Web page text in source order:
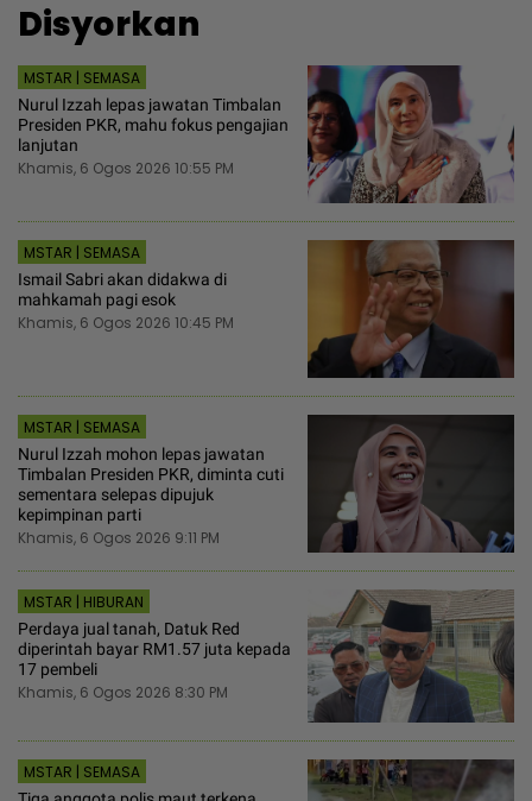
Disyorkan
MSTAR | SEMASA
Nurul Izzah lepas jawatan Timbalan
Presiden PKR, mahu fokus pengajian
lanjutan
Khamis, 6 Ogos 2026 10:55 PM
MSTAR | SEMASA
Ismail Sabri akan didakwa di
mahkamah pagi esok
Khamis, 6 Ogos 2026 10:45 PM
MSTAR | SEMASA
Nurul Izzah mohon lepas jawatan
Timbalan Presiden PKR, diminta cuti
sementara selepas dipujuk
kepimpinan parti
Khamis, 6 Ogos 2026 9:11 PM
MSTAR | HIBURAN
Perdaya jual tanah, Datuk Red
diperintah bayar RM1.57 juta kepada
17 pembeli
Khamis, 6 Ogos 2026 8:30 PM
MSTAR | SEMASA